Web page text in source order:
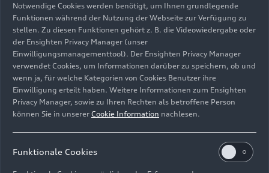
Charakter des SUV-Coupés. Neu gestaltete
Scheinwerfer und Rückleuchten bieten durch
Digitalisierung die Möglichkeit der
Individualisierung. Sie sorgen dank einem Laser
als Zusatzfernlicht in der Front für mehr Sicht
sowie mit digitalen OLED-Rückleuchten für noch
mehr Sichtbarkeit und Ausdruck im Heck.
Bilder
Alle Fotos Illustrationen
Notwendige Cookies werden benötigt, um Ihnen grundlegende
Funktionen während der Nutzung der Webseite zur Verfügung zu
stellen. Zu diesen Funktionen gehört z. B. die Videowiedergabe oder
der Ensighten Privacy Manager (unser
Einwilligungsmanagementtool). Der Ensighten Privacy Manager
verwendet Cookies, um Informationen darüber zu speichern, ob und
wenn ja, für welche Kategorien von Cookies Benutzer ihre
Einwilligung erteilt haben. Weitere Informationen zum Ensighten
Privacy Manager, sowie zu Ihren Rechten als betroffene Person
können Sie in unserer Cookie Information nachlesen.
Funktionale Cookies